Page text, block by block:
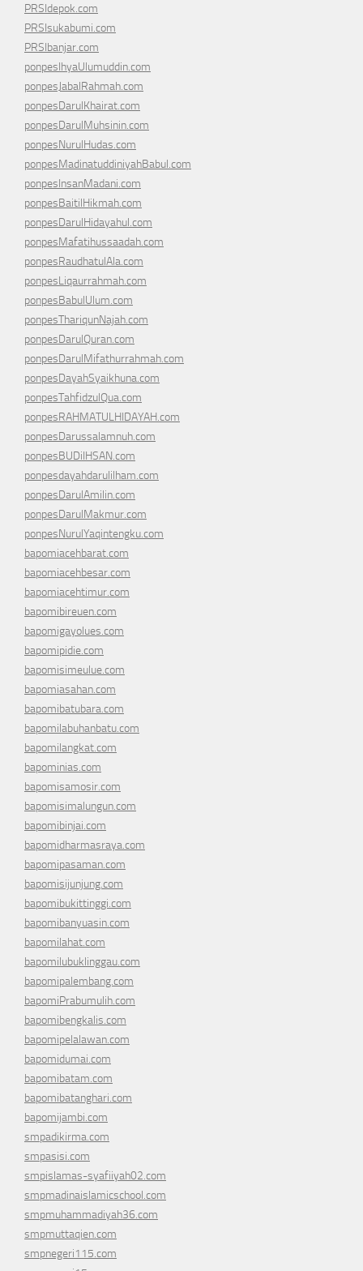
PRSIdepok.com
PRSIsukabumi.com
PRSIbanjar.com
ponpesIhyaUlumuddin.com
ponpesJabalRahmah.com
ponpesDarulKhairat.com
ponpesDarulMuhsinin.com
ponpesNurulHudas.com
ponpesMadinatuddiniyahBabul.com
ponpesInsanMadani.com
ponpesBaitilHikmah.com
ponpesDarulHidayahul.com
ponpesMafatihussaadah.com
ponpesRaudhatulAla.com
ponpesLiqaurrahmah.com
ponpesBabulUlum.com
ponpesThariqunNajah.com
ponpesDarulQuran.com
ponpesDarulMifathurrahmah.com
ponpesDayahSyaikhuna.com
ponpesTahfidzulQua.com
ponpesRAHMATULHIDAYAH.com
ponpesDarussalamnuh.com
ponpesBUDiIHSAN.com
ponpesdayahdarulilham.com
ponpesDarulAmilin.com
ponpesDarulMakmur.com
ponpesNurulYaqintengku.com
bapomiacehbarat.com
bapomiacehbesar.com
bapomiacehtimur.com
bapomibireuen.com
bapomigayolues.com
bapomipidie.com
bapomisimeulue.com
bapomiasahan.com
bapomibatubara.com
bapomilabuhanbatu.com
bapomilangkat.com
bapominias.com
bapomisamosir.com
bapomisimalungun.com
bapomibinjai.com
bapomidharmasraya.com
bapomipasaman.com
bapomisijunjung.com
bapomibukittinggi.com
bapomibanyuasin.com
bapomilahat.com
bapomilubuklinggau.com
bapomipalembang.com
bapomiPrabumulih.com
bapomibengkalis.com
bapomipelalawan.com
bapomidumai.com
bapomibatam.com
bapomibatanghari.com
bapomijambi.com
smpadikirma.com
smpasisi.com
smpislamas-syafiiyah02.com
smpmadinaislamicschool.com
smpmuhammadiyah36.com
smpmuttaqien.com
smpnegeri115.com